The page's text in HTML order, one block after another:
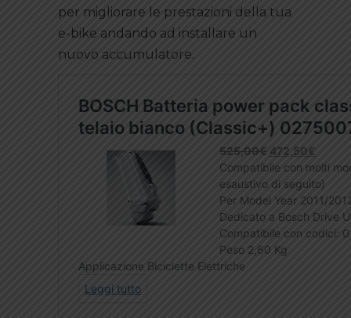
per migliorare le prestazioni della tua
e-bike andando ad installare un
nuovo accumulatore.